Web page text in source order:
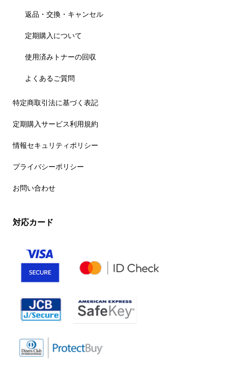
返品・交換・キャンセル
定期購入について
使用済みトナーの回収
よくあるご質問
特定商取引法に基づく表記
定期購入サービス利用規約
情報セキュリティポリシー
プライバシーポリシー
お問い合わせ
対応カード